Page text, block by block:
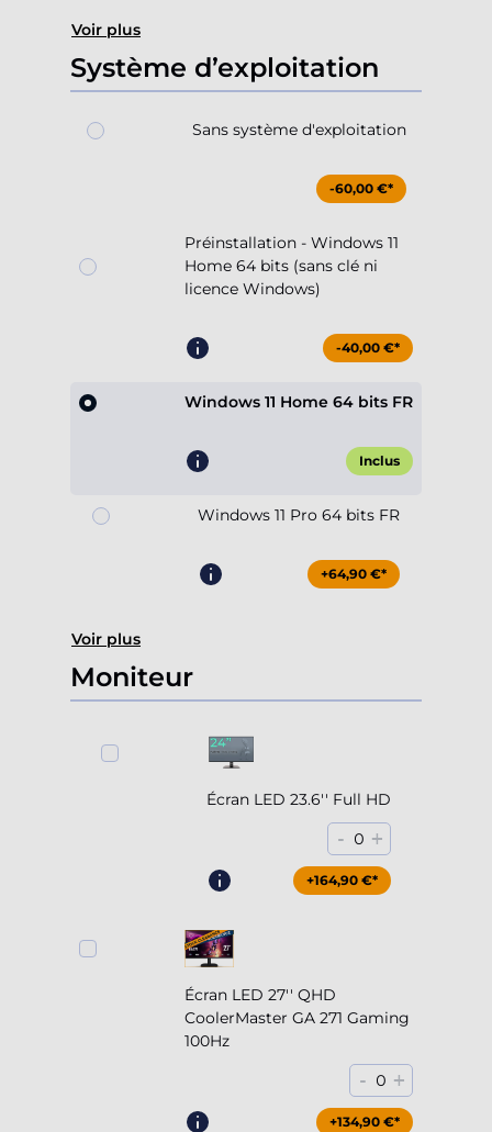
Voir plus
Système d’exploitation
Sans système d'exploitation
-60,00 €*
Préinstallation - Windows 11
Home 64 bits (sans clé ni
licence Windows)
-40,00 €*
Windows 11 Home 64 bits FR
Inclus
Windows 11 Pro 64 bits FR
+64,90 €*
Voir plus
Moniteur
Écran LED 23.6'' Full HD
- 0 +
+164,90 €*
Écran LED 27'' QHD
CoolerMaster GA 271 Gaming
100Hz
- 0 +
+204,90 €*
+134,90 €*